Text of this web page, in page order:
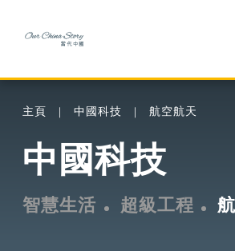
主頁 中國科技 航空航天
中國科技
智慧生活 超級工程